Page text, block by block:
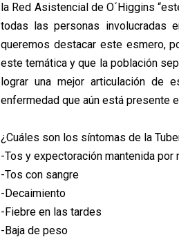
la Red Asistencial de O´Higgins
todas las personas involucradas
queremos destacar este esmero,
este temática y que la población
lograr una mejor articulación de
enfermedad que aún está presente
¿Cuáles son los síntomas de la
-Tos y expectoración mantenida por
-Tos con sangre
-Decaimiento
-Fiebre en las tardes
-Baja de peso